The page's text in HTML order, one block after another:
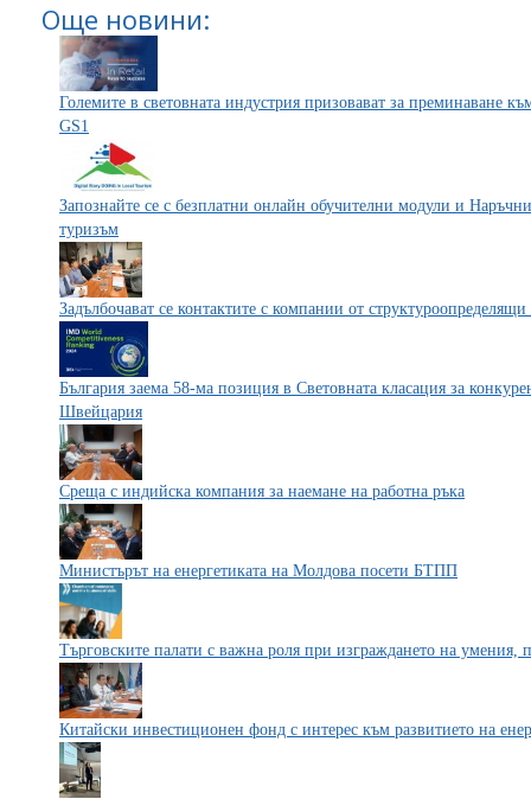
Още новини:
Големите в световната индустрия призовават за преминаване
GS1
Запознайте се с безплатни онлайн обучителни модули и
туризъм
Задълбочават се контактите с компании от
България заема 58-ма позиция в Световната класация за
Швейцария
Среща с индийска компания за наемане на работна ръка
Министърът на енергетиката на Молдова посети БТПП
Търговските палати с важна роля при изграждането на умения,
Китайски инвестиционен фонд с интерес към развитието на